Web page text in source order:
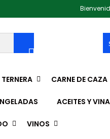

TERNERA CARNE DE CAZA
ACEITES Y
VINOS